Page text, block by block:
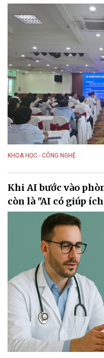
KHOA HỌC - CÔNG NGHỆ
Khi AI bước vào
còn là "AI có giúp